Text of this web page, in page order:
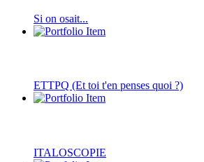
Si on osait...
ETTPQ (Et toi t'en penses quoi ?)
ITALOSCOPIE